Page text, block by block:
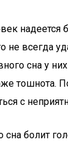
надеется
не всегда
сна у
тошнота.
с